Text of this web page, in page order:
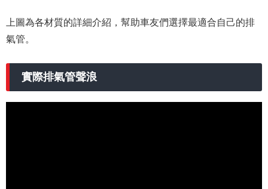
上圖為各材質的詳細介紹，幫助車友們選擇最適合自己的排
氣管。
實際排氣管聲浪